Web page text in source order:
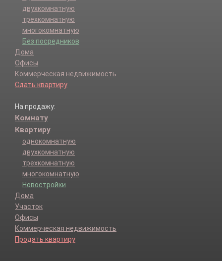
двухкомнатную
трехкомнатную
многокомнатную
Без посредников
Дома
Офисы
Коммерческая недвижимость
Сдать квартиру
На продажу:
Комнату
Квартиру
однокомнатную
двухкомнатную
трехкомнатную
многокомнатную
Новостройки
Дома
Участок
Офисы
Коммерческая недвижимость
Продать квартиру